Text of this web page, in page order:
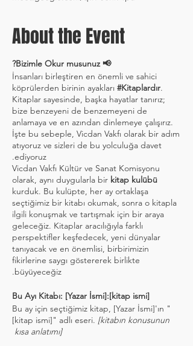
About the Event
📢 Bizimle Okur musunuz?
İnsanları birleştiren en önemli ve sahici
köprülerden birinin ayakları #Kitaplardır.
Kitaplar sayesinde, başka hayatlar tanırız;
bize benzeyeni de benzemeyeni de
anlamaya ve en azından dinlemeye çalışırız.
İşte bu sebeple, Vicdan Vakfı olarak bir adım
atıyoruz ve sizleri de bu yolculuğa davet
ediyoruz.
Vicdan Vakfı Kültür ve Sanat Komisyonu
olarak, aynı duygularla bir kitap kulübü
kurduk. Bu kulüpte, her ay ortaklaşa
seçtiğimiz bir kitabı okumak, sonra o kitapla
ilgili konuşmak ve tartışmak için bir araya
geleceğiz. Kitaplar aracılığıyla farklı
perspektifler keşfedecek, yeni dünyalar
tanıyacak ve en önemlisi, birbirimizin
fikirlerine saygı göstererek birlikte
büyüyeceğiz.
Bu Ayı Kitabı: [Yazar İsmi]:[kitap ismi]
Bu ay için seçtiğimiz kitap, [Yazar İsmi]'ın "
[kitap ismi]" adlı eseri. [kitabın konusunun
kısa anlatımı]